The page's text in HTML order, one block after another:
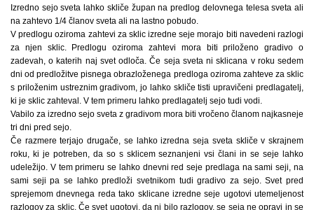
Izredno sejo sveta lahko skliče župan na predlog delovnega telesa sveta ali
na zahtevo 1/4 članov sveta ali na lastno pobudo.
V predlogu oziroma zahtevi za sklic izredne seje morajo biti navedeni razlogi
za njen sklic. Predlogu oziroma zahtevi mora biti priloženo gradivo o
zadevah, o katerih naj svet odloča. Če seja sveta ni sklicana v roku sedem
dni od predložitve pisnega obrazloženega predloga oziroma zahteve za sklic
s priloženim ustreznim gradivom, jo lahko skliče tisti upravičeni predlagatelj,
ki je sklic zahteval. V tem primeru lahko predlagatelj sejo tudi vodi.
Vabilo za izredno sejo sveta z gradivom mora biti vročeno članom najkasneje
tri dni pred sejo.
Če razmere terjajo drugače, se lahko izredna seja sveta skliče v skrajnem
roku, ki je potreben, da so s sklicem seznanjeni vsi člani in se seje lahko
udeležijo. V tem primeru se lahko dnevni red seje predlaga na sami seji, na
sami seji pa se lahko predloži svetnikom tudi gradivo za sejo. Svet pred
sprejemom dnevnega reda tako sklicane izredne seje ugotovi utemeljenost
razlogov za sklic. Če svet ugotovi, da ni bilo razlogov, se seja ne opravi in se